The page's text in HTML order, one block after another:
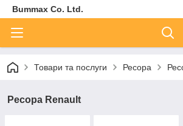
Bummax Co. Ltd.
Товари та послуги Ресора
Ресора Renault